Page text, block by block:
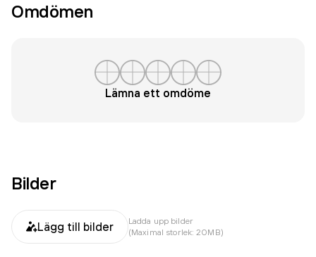
Omdömen
Lämna ett omdöme
Bilder
Lägg till bilder
Ladda upp bilder
(Maximal storlek: 20MB)